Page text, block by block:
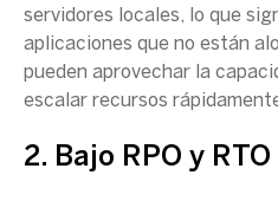
servidores locales, lo que
aplicaciones que no están
pueden aprovechar la
escalar recursos
2. Bajo RPO y RTO